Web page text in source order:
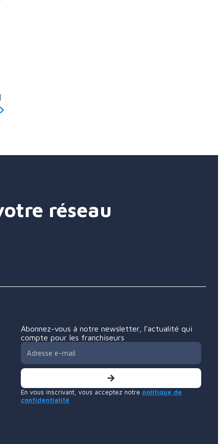
réseau
Abonnez-vous à notre newsletter, l’actualité qui
compte pour les franchiseurs
En vous inscrivant, vous acceptez notre politique de
confidentialité